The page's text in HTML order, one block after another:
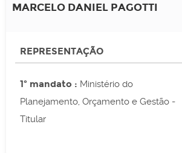
MARCELO DANIEL PAGOTTI
REPRESENTAÇÃO
1º mandato : Ministério do
Planejamento, Orçamento e Gestão -
Titular